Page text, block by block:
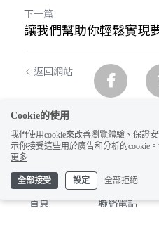
下一篇
讓我們幫助你輕鬆實現
返回網站
首頁 聯絡電話
Cookie的使用
我們使用cookie來改善瀏覽體驗、保證
示你接受這些用於廣告和分析的cookie
更多
全部接受 設定 全部拒絕